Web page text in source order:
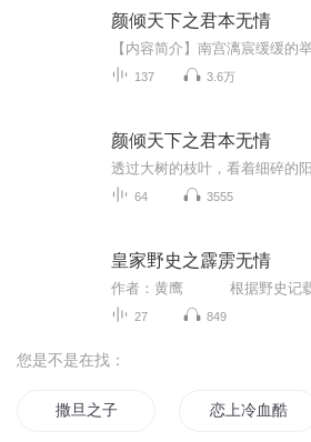
颜倾天下之君本无情
137 3.6万
颜倾天下之君本无情
64 3555
皇家野史之霹雳无情
27 849
您是不是在找：
撒旦之子 恋上冷血酷公主